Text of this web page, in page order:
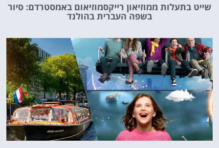
שייט בתעלות ממוזיאון רייקסמוזיאום באמסטרדם: סיור
בשפה העברית בהולנד